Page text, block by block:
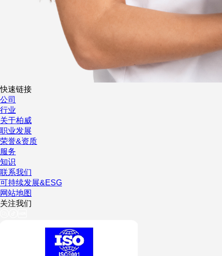
快速链接
公司
行业
关于柏威
职业发展
荣誉&资质
服务
知识
联系我们
可持续发展&ESG
网站地图
关注我们